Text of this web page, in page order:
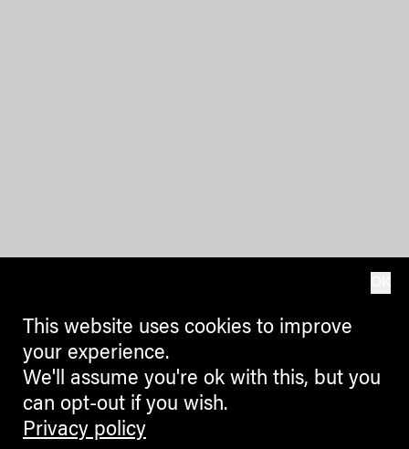
This website uses cookies to improve
your experience.
We'll assume you're ok with this, but you
can opt-out if you wish.
Privacy policy